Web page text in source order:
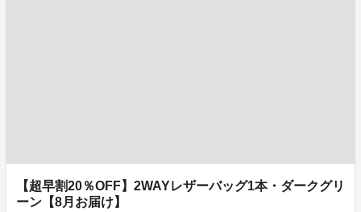
【超早割20％OFF】2WAYレザーバッグ1本・ダークグリ
ーン【8月お届け】